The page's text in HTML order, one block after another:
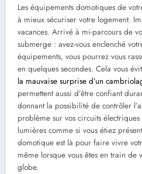
Les équipements domotiques de
à mieux sécuriser votre logement.
vacances. Arrivé à mi-parcours de
submerge : avez-vous enclenché
équipements, vous pourrez vous
en quelques secondes. Cela vous
la mauvaise surprise d’un
permettent aussi d’être confiant
donnant la possibilité de contrôler
problème sur vos circuits
lumières comme si vous étiez
domotique est là pour faire vivre
même lorsque vous êtes en train de
globe.